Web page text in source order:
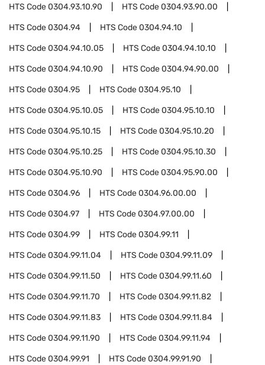
HTS Code0304.93.10.90 HTS Code0304.93.90.00
HTS Code0304.94 HTS Code0304.94.10
HTS Code0304.94.10.05 HTS Code0304.94.10.10
HTS Code0304.94.10.90 HTS Code0304.94.90.00
HTS Code0304.95 HTS Code0304.95.10
HTS Code0304.95.10.05 HTS Code0304.95.10.10
HTS Code0304.95.10.15 HTS Code0304.95.10.20
HTS Code0304.95.10.25 HTS Code0304.95.10.30
HTS Code0304.95.10.90 HTS Code0304.95.90.00
HTS Code0304.96 HTS Code0304.96.00.00
HTS Code0304.97 HTS Code0304.97.00.00
HTS Code0304.99 HTS Code0304.99.11
HTS Code0304.99.11.04 HTS Code0304.99.11.09
HTS Code0304.99.11.50 HTS Code0304.99.11.60
HTS Code0304.99.11.70 HTS Code0304.99.11.82
HTS Code0304.99.11.83 HTS Code0304.99.11.84
HTS Code0304.99.11.90 HTS Code0304.99.11.94
HTS Code0304.99.91 HTS Code0304.99.91.90